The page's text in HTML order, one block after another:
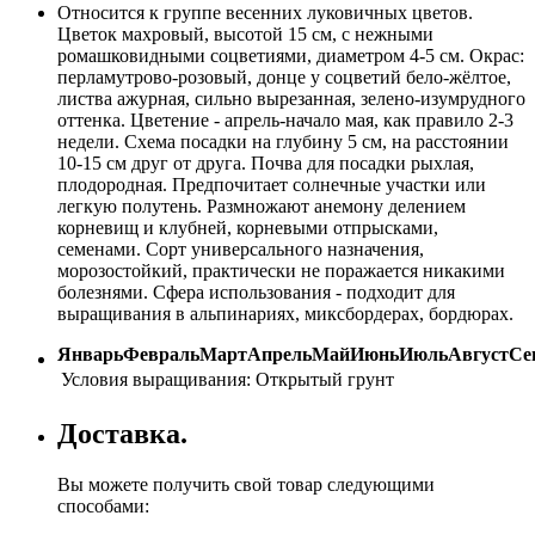
Относится к группе весенних луковичных цветов.
Цветок махровый, высотой 15 см, с нежными
ромашковидными соцветиями, диаметром 4-5 см. Окрас:
перламутрово-розовый, донце у соцветий бело-жёлтое,
листва ажурная, сильно вырезанная, зелено-изумрудного
оттенка. Цветение - апрель-начало мая, как правило 2-3
недели. Схема посадки на глубину 5 см, на расстоянии
10-15 см друг от друга. Почва для посадки рыхлая,
плодородная. Предпочитает солнечные участки или
легкую полутень. Размножают анемону делением
корневищ и клубней, корневыми отпрысками,
семенами. Сорт универсального назначения,
морозостойкий, практически не поражается никакими
болезнями. Сфера использования - подходит для
выращивания в альпинариях, миксбордерах, бордюрах.
ЯнварьФевральМартАпрельМайИюньИюльАвгуст
Условия выращивания: Открытый грунт
Доставка.
Вы можете получить свой товар следующими
способами: